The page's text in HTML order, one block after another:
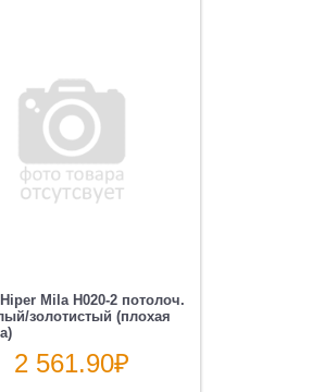
Mila H020-2 потолоч.
золотистый (плохая
2 561.90₽